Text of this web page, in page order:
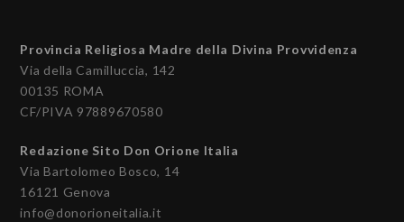
Provincia Religiosa Madre della Divina Provvidenza
Via della Camilluccia, 142
00135 ROMA
CF/PIVA 97889670580
Redazione Sito Don Orione Italia
Via Bartolomeo Bosco, 14
16121 Genova
info@donorioneitalia.it